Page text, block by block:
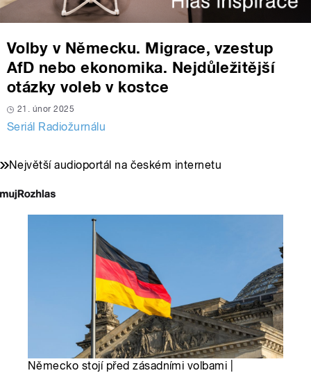
Volby v Německu. Migrace, vzestup
AfD nebo ekonomika. Nejdůležitější
otázky voleb v kostce
21. únor 2025
Seriál Radiožurnálu
Největší audioportál na českém internetu
Německo stojí před zásadními volbami |